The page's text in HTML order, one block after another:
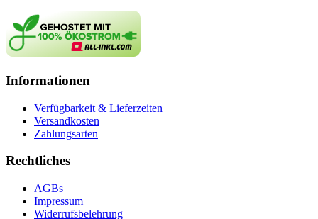
Informationen
Verfügbarkeit & Lieferzeiten
Versandkosten
Zahlungsarten
Rechtliches
AGBs
Impressum
Widerrufsbelehrung